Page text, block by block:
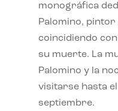
monográfica
Palomino,
coincidiendo
su muerte. La
Palomino y la
visitarse hasta
septiembre.